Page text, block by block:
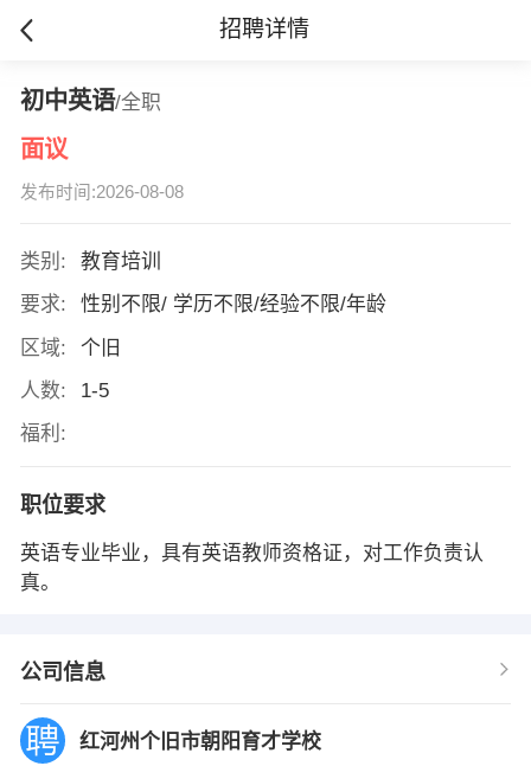
招聘详情
初中英语/全职
面议
发布时间:2026-08-08
类别:
教育培训
要求:
性别不限/ 学历不限/经验不限/年龄
区域:
个旧
人数:
1-5
福利:
职位要求
英语专业毕业，具有英语教师资格证，对工作负责认
真。
公司信息
红河州个旧市朝阳育才学校